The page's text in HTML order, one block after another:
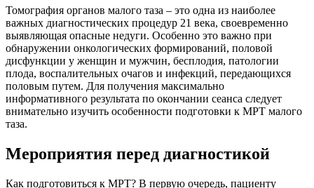
Томография органов малого таза – это одна из наиболее
важных диагностических процедур 21 века, своевременно
выявляющая опасные недуги. Особенно это важно при
обнаружении онкологических формирований, половой
дисфункции у женщин и мужчин, бесплодия, патологии
плода, воспалительных очагов и инфекций, передающихся
половым путем. Для получения максимально
информативного результата по окончании сеанса следует
внимательно изучить особенности подготовки к МРТ малого
таза.
Мероприятия перед диагностикой
Как подготовиться к МРТ? В первую очередь, пациенту